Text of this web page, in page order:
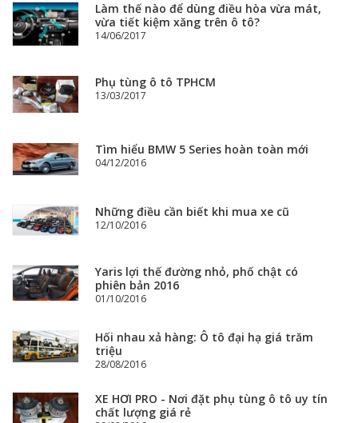
Làm thế nào để dùng điều hòa vừa mát,
vừa tiết kiệm xăng trên ô tô?
14/06/2017
Phụ tùng ô tô TPHCM
13/03/2017
Tìm hiểu BMW 5 Series hoàn toàn mới
04/12/2016
Những điều cần biết khi mua xe cũ
12/10/2016
Yaris lợi thế đường nhỏ, phố chật có
phiên bản 2016
01/10/2016
Hối nhau xả hàng: Ô tô đại hạ giá trăm
triệu
28/08/2016
XE HƠI PRO - Nơi đặt phụ tùng ô tô uy tín
chất lượng giá rẻ